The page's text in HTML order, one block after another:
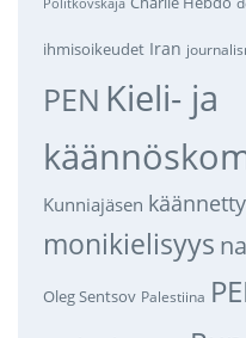
ihmisoikeudet Iran
PEN Kieli- ja
Kunniajäsen
monikielisyys
Oleg Sentsov Palestiina